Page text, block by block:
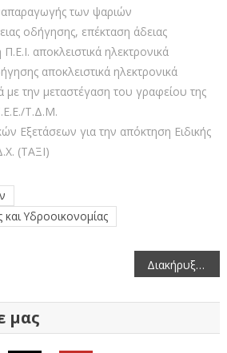
των ψαριών
οδήγησης, επέκταση άδειας
αποκλειστικά ηλεκτρονικά
αποκλειστικά ηλεκτρονικά
με την μεταστέγαση του γραφείου της
Τ.Δ.Μ.
Εξετάσεων για την απόκτηση Ειδικής
(ΤΑΞΙ)
Υδροοικονομίας
Διακήρυξη για το έργο “Ανακατασκευή-Αποκατάσταση Υγρομόνωσης στα δώματα του Γενικού Νοσοκομείου Γρεβενών”
μας